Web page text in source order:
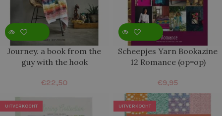
Journey. a book from the
guy with the hook
€22,50
Scheepjes Yarn Bookazine
12 Romance (op=op)
€9,95
UITVERKOCHT UITVERKOCHT